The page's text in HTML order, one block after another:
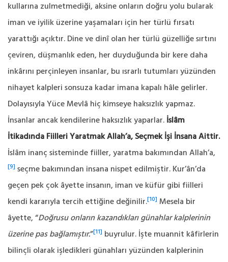
kullarına zulmetmediği, aksine onların doğru yolu bularak
iman ve iyilik üzerine yaşamaları için her türlü fırsatı
yarattığı açıktır. Dine ve dinî olan her türlü güzelliğe sırtını
çeviren, düşmanlık eden, her duyduğunda bir kere daha
inkârını perçinleyen insanlar, bu ısrarlı tutumları yüzünden
nihayet kalpleri sonsuza kadar imana kapalı hâle gelirler.
Dolayısıyla Yüce Mevlâ hiç kimseye haksızlık yapmaz.
İnsanlar ancak kendilerine haksızlık yaparlar. İslâm
İtikadında Fiilleri Yaratmak Allah’a, Seçmek İşi İnsana Aittir.
İslâm inanç sisteminde fiiller, yaratma bakımından Allah’a,
[9] seçme bakımından insana nispet edilmiştir. Kur’ân’da
geçen pek çok âyette insanın, iman ve küfür gibi fiilleri
kendi kararıyla tercih ettiğine değinilir.[10] Mesela bir
âyette, “Doğrusu onların kazandıkları günahlar kalplerinin
üzerine pas bağlamıştır.”[11] buyrulur. İşte muannit kâfirlerin
bilinçli olarak işledikleri günahları yüzünden kalplerinin